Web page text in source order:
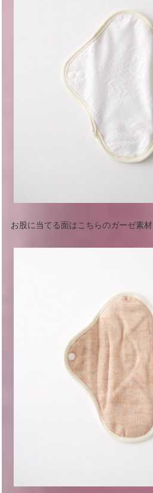
お股に当てる面はこちらのガーゼ素材